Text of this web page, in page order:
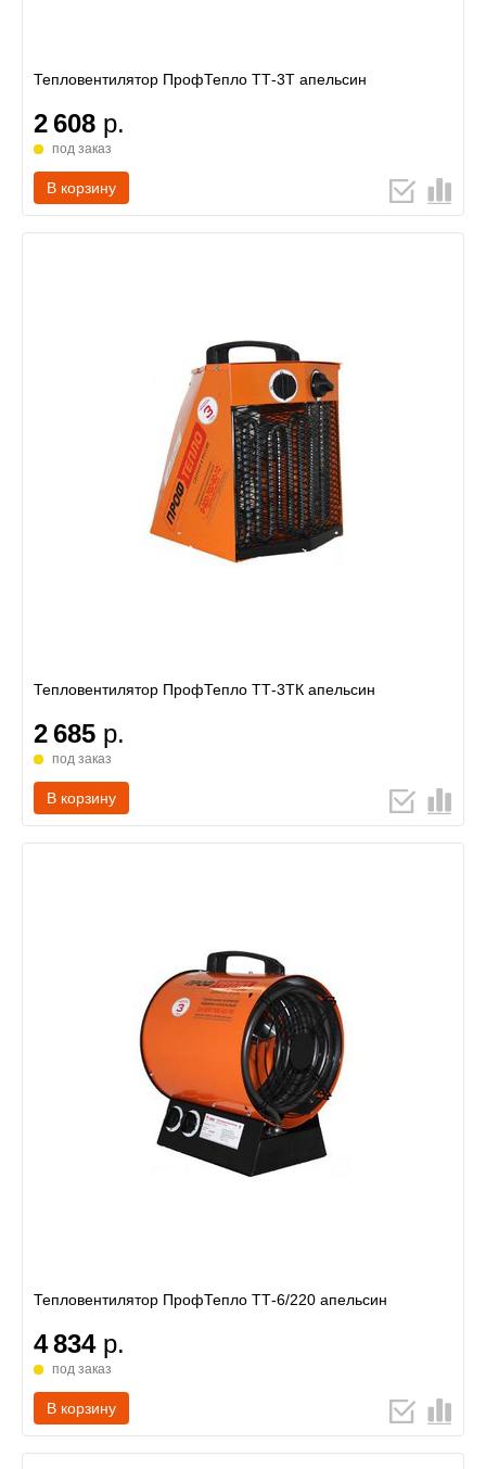
Тепловентилятор ПрофТепло ТТ-3Т апельсин
2 608 р.
под заказ
В корзину
Тепловентилятор ПрофТепло ТТ-3ТК апельсин
2 685 р.
под заказ
В корзину
Тепловентилятор ПрофТепло ТТ-6/220 апельсин
4 834р.
под заказ
В корзину